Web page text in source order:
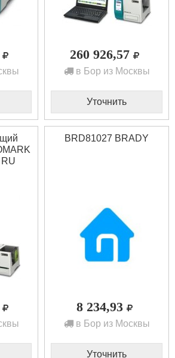
260 926,57
в Бор из Москвы
Уточнить
BRD81027 BRADY
8 234,93
в Бор из Москвы
Уточнить